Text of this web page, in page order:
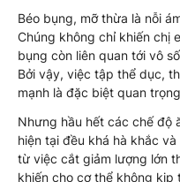
Béo bụng, mỡ thừa là nỗi
Chúng không chỉ khiến chị
bụng còn liên quan tới vô
Bởi vậy, việc tập thể dục,
mạnh là đặc biệt quan
Nhưng hầu hết các chế độ
hiện tại đều khá hà khắc
từ việc cắt giảm lượng lớn
khiến cho cơ thể không